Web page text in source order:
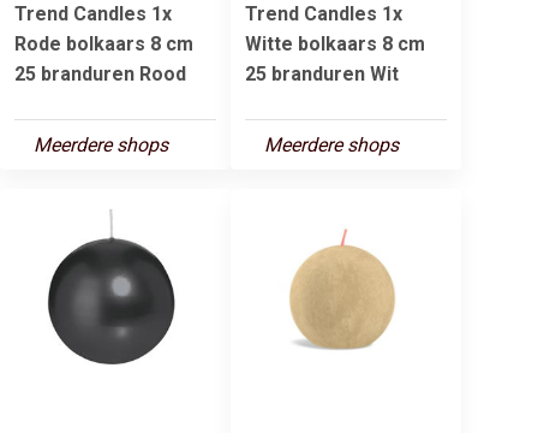
Trend Candles 1x
Rode bolkaars 8 cm
25 branduren Rood
Meerdere shops
Trend Candles 1x
Witte bolkaars 8 cm
25 branduren Wit
Meerdere shops